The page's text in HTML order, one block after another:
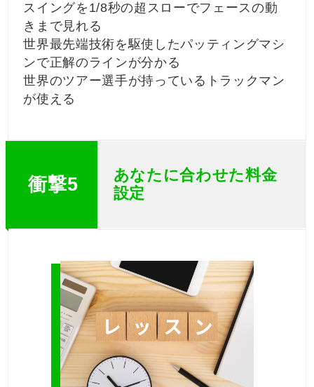
スイングを1/8秒の超スローでフェースの動
きまで見れる
世界最先端技術を駆使したパッティングマシ
ンで正解のラインが分かる
世界のツアー選手が持っているトラックマン
が使える
衝撃5
あなたに合わせた料金
設定